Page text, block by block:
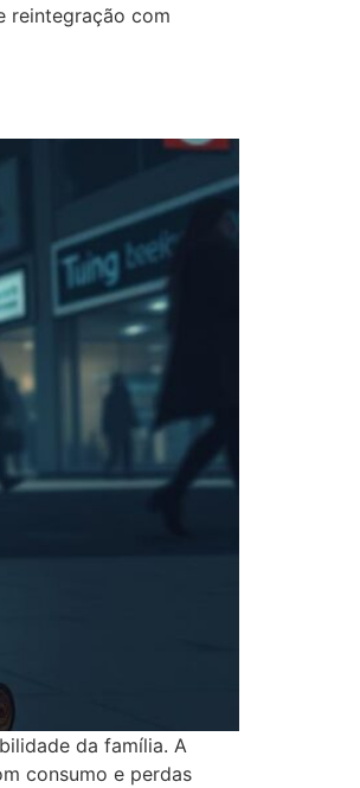
reintegração com
da família. A
consumo e perdas